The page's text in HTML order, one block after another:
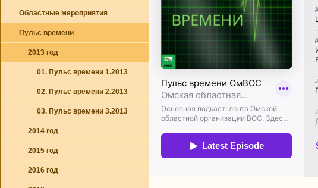
Областные мероприятия
Пульс времени
2013 год
01. Пульс времени 1.2013
02. Пульс времени 2.2013
03. Пульс времени 3.2013
2014 год
2015 год
2016 год